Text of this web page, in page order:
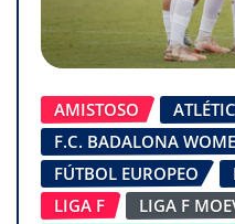
AMISTOSO
F.C. BADALONA
FÚTBOL EUROPEO
LIGA F
LIGA F